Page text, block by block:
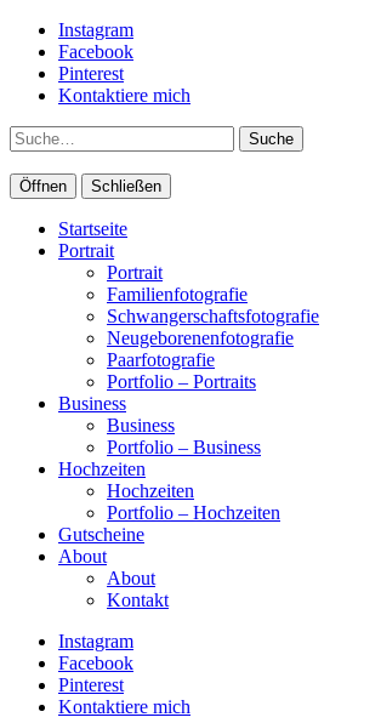
Instagram
Facebook
Pinterest
Kontaktiere mich
Suche
Öffnen Schließen
Startseite
Portrait
Portrait
Familienfotografie
Schwangerschaftsfotografie
Neugeborenenfotografie
Paarfotografie
Portfolio – Portraits
Business
Business
Portfolio – Business
Hochzeiten
Hochzeiten
Portfolio – Hochzeiten
Gutscheine
About
About
Kontakt
Instagram
Facebook
Pinterest
Kontaktiere mich